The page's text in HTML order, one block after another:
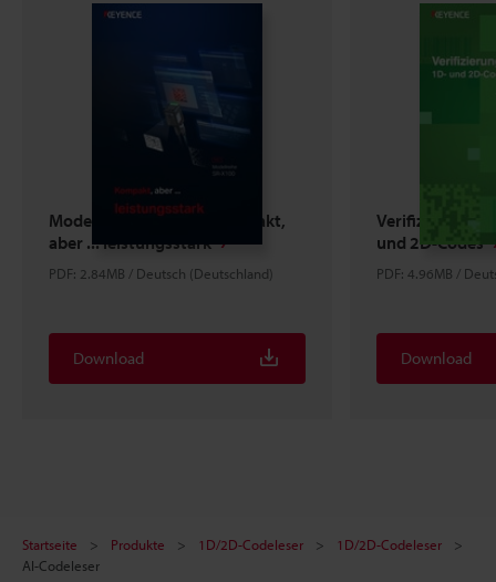
Modellreihe SR-X100 Kompakt,
aber ... leistungsstark
PDF: 2.84MB / Deutsch (Deutschland)
Download
und 2D-Codes
PDF: 4.96MB /
Download
Startseite Produkte 1D/2D-Codeleser
1D/2D-Codeleser
AI-Codeleser